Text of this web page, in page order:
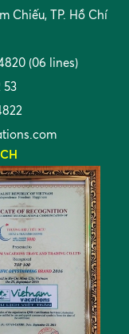
Chiếu, TP. Hồ Chí
(06 lines)
53